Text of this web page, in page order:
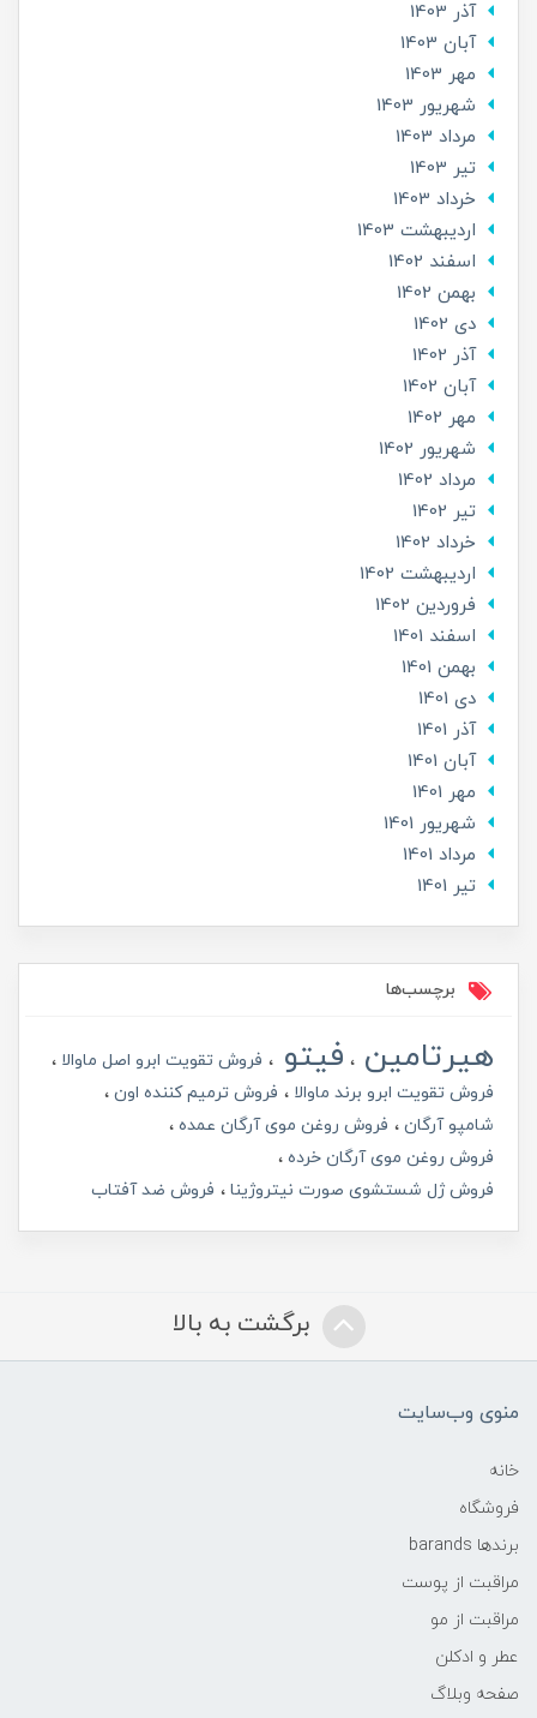
آذر 1403
آبان 1403
مهر 1403
شهریور 1403
مرداد 1403
تير 1403
خرداد 1403
ارديبهشت 1403
اسفند 1402
بهمن 1402
دی 1402
آذر 1402
آبان 1402
مهر 1402
شهریور 1402
مرداد 1402
تير 1402
خرداد 1402
ارديبهشت 1402
فروردین 1402
اسفند 1401
بهمن 1401
دی 1401
آذر 1401
آبان 1401
مهر 1401
شهریور 1401
مرداد 1401
تير 1401
برچسب‌ها
هیرتامین فیتو
فروش تقویت ابرو اصل ماوالا
فروش تقویت ابرو برند ماوالا
فروش ترمیم کننده اون
شامپو آرگان
فروش روغن موی آرگان عمده
فروش روغن موی آرگان خرده
فروش ژل شستشوی صورت نیتروژینا
فروش ضد آفتاب
برگشت به بالا
منوی وب‌سایت
خانه
فروشگاه
برندها barands
مراقبت از پوست
مراقبت از مو
عطر و ادکلن
صفحه وبلاگ